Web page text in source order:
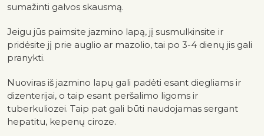
sumažinti galvos skausmą.
Jeigu jūs paimsite jazmino lapą, jį susmulkinsite ir
pridėsite jį prie auglio ar mazolio, tai po 3-4 dienų jis gali
pranykti.
Nuoviras iš jazmino lapų gali padėti esant diegliams ir
dizenterijai, o taip esant peršalimo ligoms ir
tuberkuliozei. Taip pat gali būti naudojamas sergant
hepatitu, kepenų ciroze.